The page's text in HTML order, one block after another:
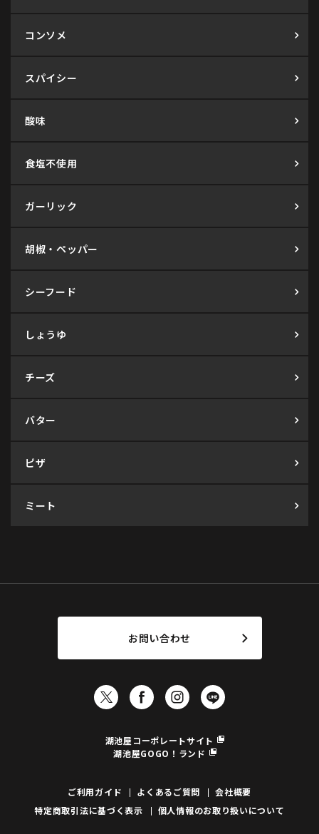
コンソメ
スパイシー
酸味
食塩不使用
ガーリック
胡椒・ペッパー
シーフード
しょうゆ
チーズ
バター
ピザ
ミート
お問い合わせ
湖池屋コーポレートサイト
湖池屋GOGO！ランド
ご利用ガイド よくあるご質問
会社概要
特定商取引法に基づく表示
個人情報のお取り扱いについて